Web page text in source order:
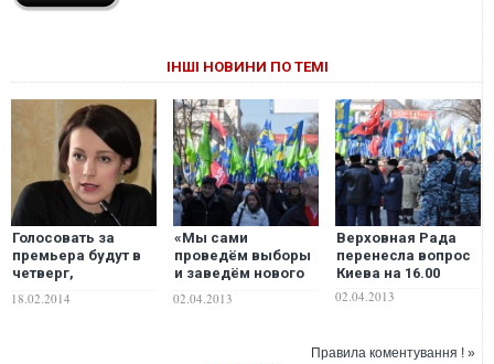
ІНШІ НОВИНИ ПО ТЕМІ
Голосовать за
премьера будут в
четверг,
просят вернуться в
18.02.2014
«Мы сами
проведём выборы
и заведём нового
- призывают возле
02.04.2013
Верховная Рада
перенесла вопрос
Киева на 16.00
02.04.2013
Правила коментування ! »